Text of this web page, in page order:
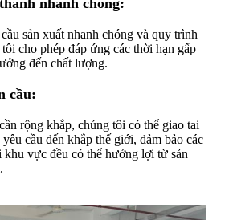
nhanh chóng:
sản xuất nhanh chóng và quy trình
cho phép đáp ứng các thời hạn gấp
đến chất lượng.
cầu:
rộng khắp, chúng tôi có thể giao tai
cầu đến khắp thế giới, đảm bảo các
khu vực đều có thể hưởng lợi từ sản